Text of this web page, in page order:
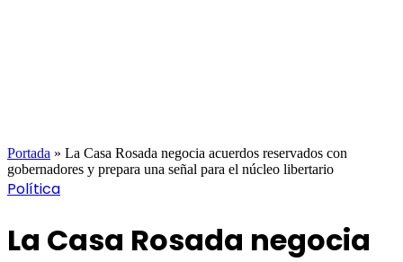
Portada » La Casa Rosada negocia acuerdos reservados con
gobernadores y prepara una señal para el núcleo libertario
Política
La Casa Rosada negocia